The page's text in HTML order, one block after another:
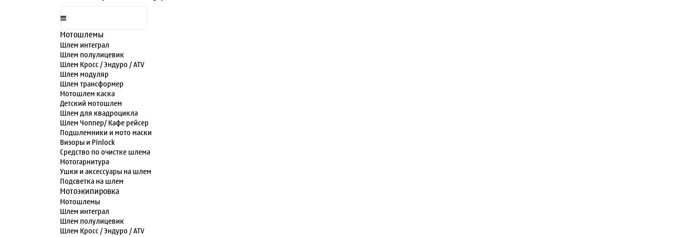
Мотошлемы
Шлем интеграл
Шлем полулицевик
Шлем Кросс / Эндуро / ATV
Шлем модуляр
Шлем трансформер
Мотошлем каска
Детский мотошлем
Шлем для квадроцикла
Шлем Чоппер/ Кафе рейсер
Подшлемники и мото маски
Визоры и Pinlock
Средство по очистке шлема
Мотогарнитура
Ушки и аксессуары на шлем
Подсветка на шлем
Мотоэкипировка
Мотошлемы
Шлем интеграл
Шлем полулицевик
Шлем Кросс / Эндуро / ATV